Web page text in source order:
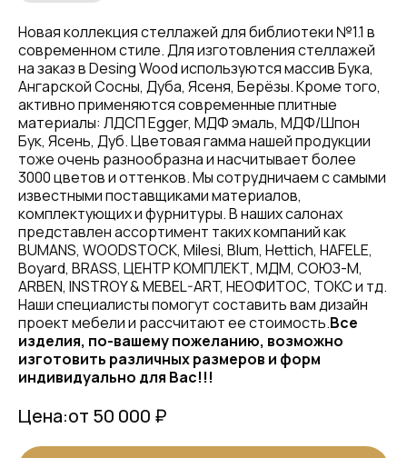
Новая коллекция стеллажей для библиотеки №1.1 в
современном стиле. Для изготовления стеллажей
на заказ в Desing Wood используются массив Бука,
Ангарской Сосны, Дуба, Ясеня, Берёзы. Кроме того,
активно применяются современные плитные
материалы: ЛДСП Egger, МДФ эмаль, МДФ/Шпон
Бук, Ясень, Дуб. Цветовая гамма нашей продукции
тоже очень разнообразна и насчитывает более
3000 цветов и оттенков. Мы сотрудничаем с самыми
известными поставщиками материалов,
комплектующих и фурнитуры. В наших салонах
представлен ассортимент таких компаний как
BUMANS, WOODSTOCK, Milesi, Blum, Hettich, HAFELE,
Boyard, BRASS, ЦЕНТР КОМПЛЕКТ, МДМ, СОЮЗ-М,
ARBEN, INSTROY & MEBEL-ART, НЕОФИТОС, ТОКС и тд.
Наши специалисты помогут составить вам дизайн
проект мебели и рассчитают ее стоимость.Все
изделия, по-вашему пожеланию, возможно
изготовить различных размеров и форм
индивидуально для Вас!!!
Цена:от 50 000 ₽